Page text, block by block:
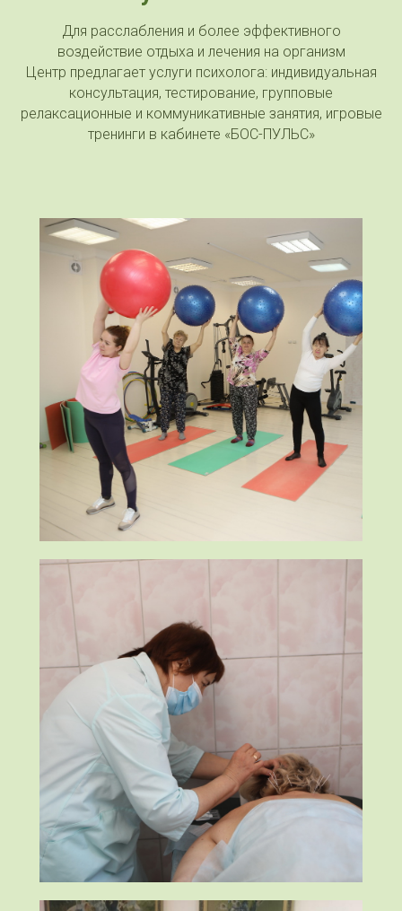
Для расслабления и более эффективного
воздействие отдыха и лечения на организм
Центр предлагает услуги психолога: индивидуальная
консультация, тестирование, групповые
релаксационные и коммуникативные занятия, игровые
тренинги в кабинете «БОС-ПУЛЬС»